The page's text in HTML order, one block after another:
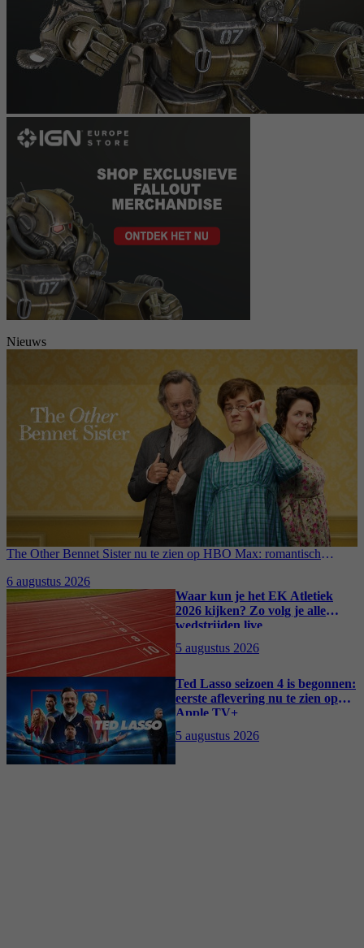
Nieuws
The Other Bennet Sister nu te zien op HBO Max: romantisch
6 augustus 2026
Waar kun je het EK Atletiek
2026 kijken? Zo volg je alle
wedstrijden live
5 augustus 2026
Ted Lasso seizoen 4 is begonnen:
eerste aflevering nu te zien op
Apple TV+
5 augustus 2026